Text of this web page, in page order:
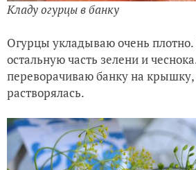
Кладу огурцы в банку
Огурцы укладываю очень плотно.
остальную часть зелени и
переворачиваю банку на крышку,
растворялась.